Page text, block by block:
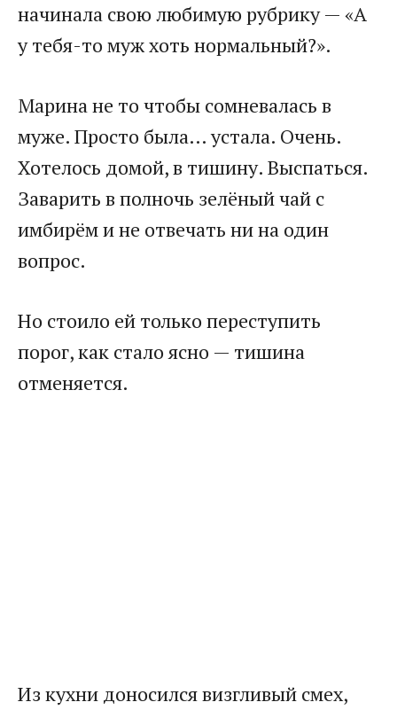
начинала свою любимую рубрику — «А
у тебя-то муж хоть нормальный?».
Марина не то чтобы сомневалась в
муже. Просто была… устала. Очень.
Хотелось домой, в тишину. Выспаться.
Заварить в полночь зелёный чай с
имбирём и не отвечать ни на один
вопрос.
Но стоило ей только переступить
порог, как стало ясно — тишина
отменяется.
Из кухни доносился визгливый смех,